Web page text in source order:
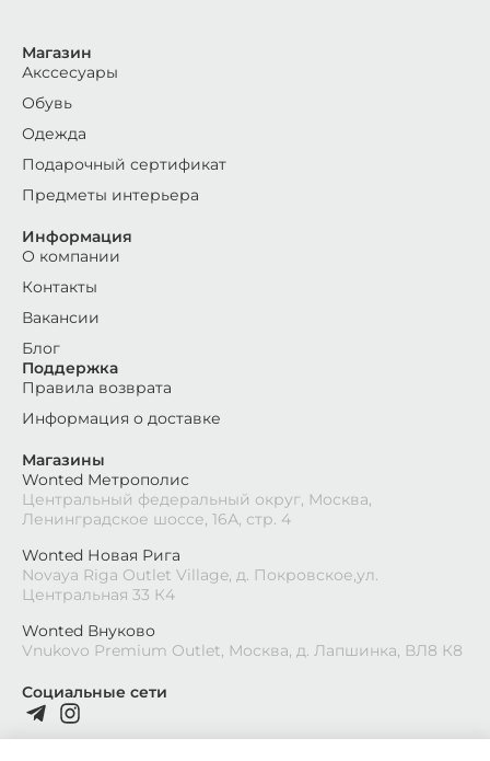
Социальные сети
Магазины
Wonted Метрополис
Центральный федеральный округ, Москва,
Ленинградское шоссе, 16А, стр. 4
Wonted Новая Рига
Novaya Riga Outlet Village, д. Покровское,ул.
Центральная 33 К4
Wonted Внуково
Vnukovo Premium Outlet, Москва, д. Лапшинка, ВЛ8 К8
Магазин
Акссесуары
Обувь
Одежда
Подарочный сертификат
Предметы интерьера
Информация
О компании
Контакты
Вакансии
Блог
Поддержка
Правила возврата
Информация о доставке